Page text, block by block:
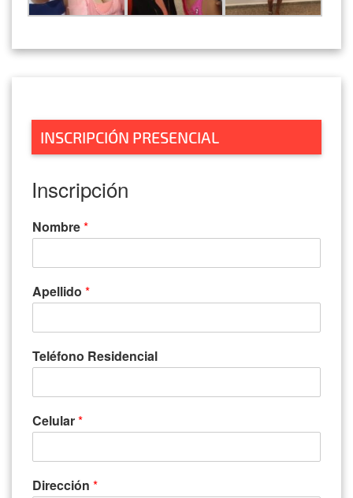
INSCRIPCIÓN PRESENCIAL
Inscripción
Nombre*
Apellido *
Teléfono Residencial
Celular*
Dirección *